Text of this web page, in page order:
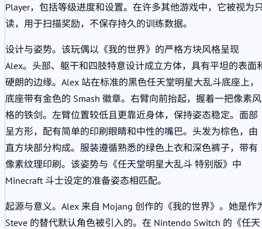
Player，包括等级进度和设置。在许多其他游戏中，它被视为
读，用于扫描奖励，不保存持久的训练数据。
设计与姿势。该玩偶以《我的世界》的严格方块风格呈现
Alex。头部、躯干和四肢特意设计成立方体，具有平坦的表面
硬朗的边缘。Alex 站在标准的黑色任天堂明星大乱斗底座上，
底座带有金色的 Smash 徽章。右臂向前抬起，握着一把像素风
格的铁剑。左臂位置较低且更靠近身体，保持姿态稳定。面部
呈方形，配有简单的印刷眼睛和中性的嘴巴。头发为棕色，由
直方块部分构成。服装遵循熟悉的绿色上衣和深色裤子，带有
像素纹理印刷。该姿势与《任天堂明星大乱斗 特别版》中
Minecraft 斗士设定的准备姿态相匹配。
起源与意义。Alex 来自 Mojang 创作的《我的世界》。她是作
Steve 的替代默认角色被引入的。在 Nintendo Switch 的《任天